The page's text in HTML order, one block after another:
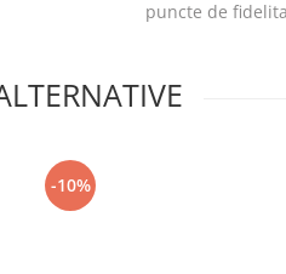
puncte de
-10%